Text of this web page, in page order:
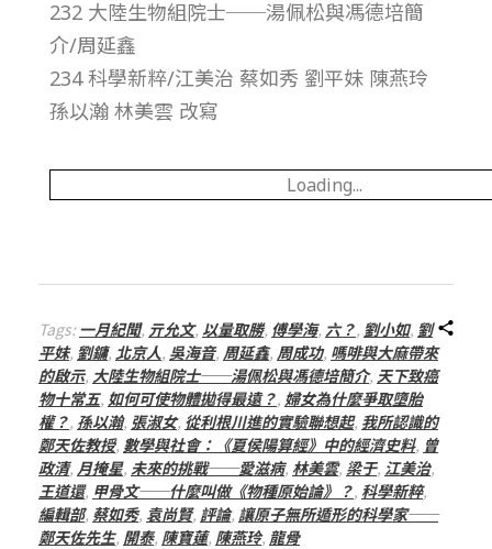
–
總
號
第
2
7
9
期
232 大陸生物組院士──湯佩松與馮德培簡
介/周延鑫
234 科學新粹/江美治 蔡如秀 劉平妹 陳燕玲
孫以瀚 林美雲 改寫
Loading...
Tags:一月紀聞, 亓允文, 以量取勝, 傅學海, 六？, 劉小如, 劉
平妹, 劉鏞, 北京人, 吳海音, 周延鑫, 周成功, 嗎啡與大麻帶來
的啟示, 大陸生物組院士──湯佩松與馮德培簡介, 天下致癌
物十常五, 如何可使物體拋得最遠？, 婦女為什麼爭取墮胎
權？, 孫以瀚, 張淑女, 從利根川進的實驗聯想起, 我所認識的
鄭天佐教授, 數學與社會：《夏侯陽算經》中的經濟史料, 曾
政清, 月掩星, 未來的挑戰──愛滋病, 林美雲, 梁于, 江美治,
王道還, 甲骨文──什麼叫做《物種原始論》？, 科學新粹,
編輯部, 蔡如秀, 袁尚賢, 評論, 讓原子無所遁形的科學家──
鄭天佐先生, 開泰, 陳寶蓮, 陳燕玲, 龍骨